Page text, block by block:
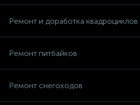
Ремонт и доработка квадроциклов
Ремонт питбайков
Ремонт снегоходов